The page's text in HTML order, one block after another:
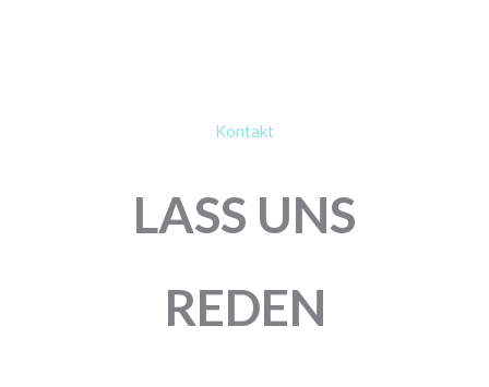
Kontakt
LASS UNS
REDEN